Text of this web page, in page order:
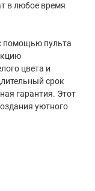
в любое время
помощью пульта
цвета и
срок
гарантия. Этот
уютного